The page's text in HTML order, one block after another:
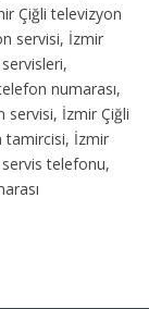
Çiğli televizyon
servisi, İzmir
numarası,
servisi, İzmir Çiğli
tamircisi, İzmir
telefonu,